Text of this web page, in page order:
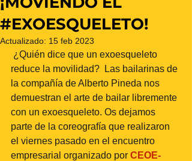
#EXOESQUELETO!
Actualizado: 15 feb 2023
reduce la movilidad?  Las bailarinas de
la compañía de Alberto Pineda nos
demuestran el arte de bailar libremente
con un exoesqueleto. Os dejamos
parte de la coreografía que realizaron
el viernes pasado en el encuentro
empresarial organizado por CEOE-